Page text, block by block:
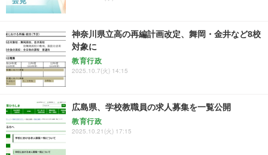
神奈川県立高の再編計画改定、舞岡・金井など8校
対象に
教育行政
2025.10.7(火) 14:15
広島県、学校教職員の求人募集を一覧公開
教育行政
2025.10.21(火) 17:15